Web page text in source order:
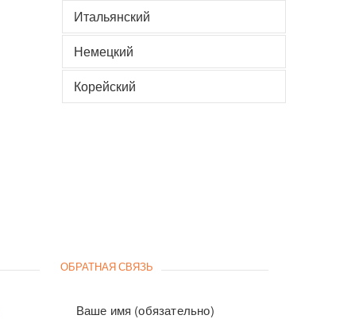
Итальянский
Немецкий
Корейский
ОБРАТНАЯ СВЯЗЬ
Ваше имя (обязательно)